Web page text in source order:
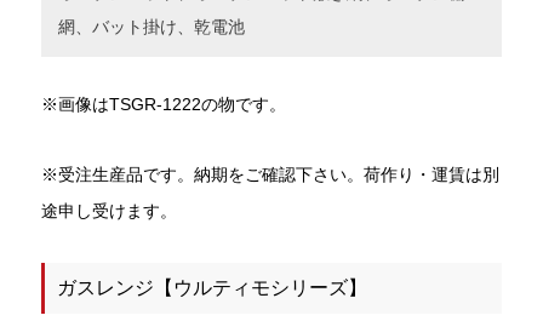
網、バット掛け、乾電池
※画像はTSGR-1222の物です。
※受注生産品です。納期をご確認下さい。荷作り・運賃は別
途申し受けます。
ガスレンジ【ウルティモシリーズ】